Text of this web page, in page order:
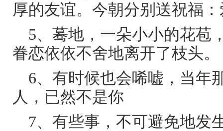
厚的友谊。今朝分别送祝福
5、蓦地，一朵小小的花苞
眷恋依依不舍地离开了枝头。
6、有时候也会唏嘘，当年
人，已然不是你
7、有些事，不可避免地发